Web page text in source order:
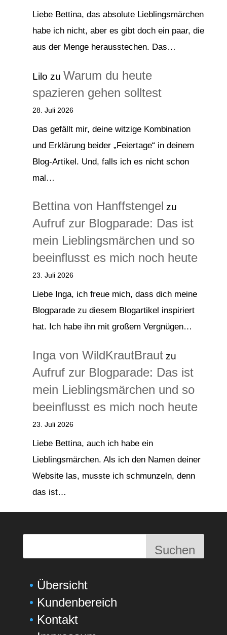
Liebe Bettina, das absolute Lieblingsmärchen
habe ich nicht, aber es gibt doch ein paar, die
aus der Menge herausstechen. Das…
Lilo zu Warum du heute
spazieren gehen solltest
28. Juli 2026
Das gefällt mir, deine witzige Kombination
und Erklärung beider „Feiertage“ in deinem
Blog-Artikel. Und, falls ich es nicht schon
mal…
Bettina von Hanffstengel zu
Aufruf zur Blogparade: Das ist
mein Lieblingsmärchen und so
beeinflusst es mich noch heute
23. Juli 2026
Liebe Inga, ich freue mich, dass dich meine
Blogparade zu diesem Blogartikel inspiriert
hat. Ich habe ihn mit großem Vergnügen…
Inga von WildKrautBrautzu
Aufruf zur Blogparade: Das ist
mein Lieblingsmärchen und so
beeinflusst es mich noch heute
23. Juli 2026
Liebe Bettina, auch ich habe ein
Lieblingsmärchen. Als ich den Namen deiner
Website las, musste ich schmunzeln, denn
das ist…
Suchen
Übersicht
Kundenbereich
Kontakt